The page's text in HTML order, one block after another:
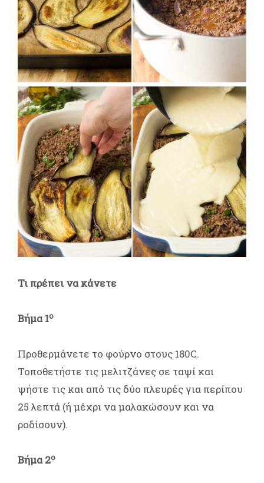
Τι πρέπει να κάνετε
Βήμα 1ο
Προθερμάνετε το φούρνο στους 180C.
Τοποθετήστε τις μελιτζάνες σε ταψί και
ψήστε τις και από τις δύο πλευρές για περίπου
25 λεπτά (ή μέχρι να μαλακώσουν και να
ροδίσουν).
Βήμα 2ο